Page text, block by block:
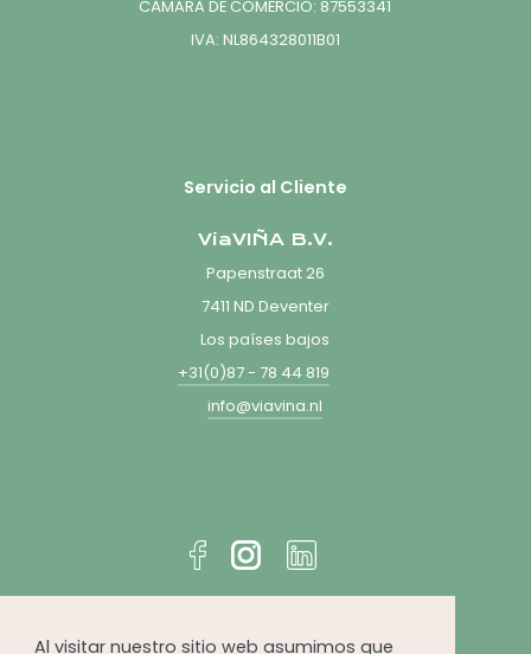
Al visitar nuestro sitio web asumimos que
CÁMARA DE COMERCIO: 87553341
IVA: NL864328011B01
Servicio al Cliente
ViaVIÑA B.V.
Papenstraat 26
7411 ND Deventer
Los países bajos
+31(0)87 - 78 44 819
info@viavina.nl